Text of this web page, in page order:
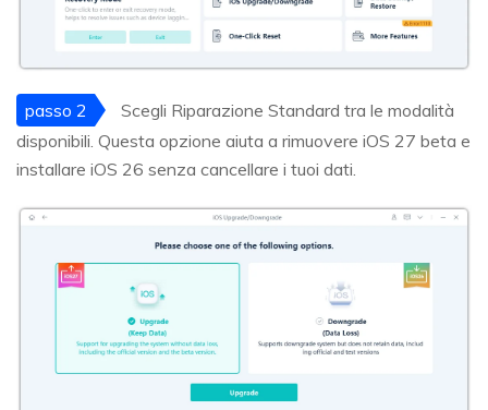
passo 2
Scegli Riparazione Standard tra le modalità
disponibili. Questa opzione aiuta a rimuovere iOS 27 beta e
installare iOS 26 senza cancellare i tuoi dati.